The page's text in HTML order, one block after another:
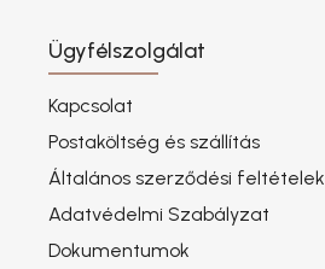
Ügyfélszolgálat
Kapcsolat
Postaköltség és szállítás
Általános szerződési feltételek
Adatvédelmi Szabályzat
Dokumentumok